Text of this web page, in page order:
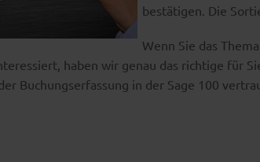
bestätigen. Die
Wenn Sie das Thema
haben wir genau das richtige für
Buchungserfassung in der Sage 100